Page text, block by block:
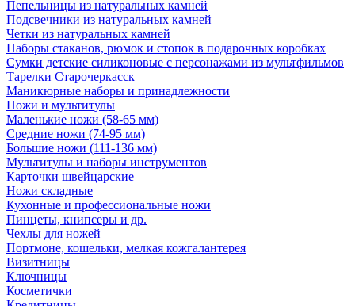
Пепельницы из натуральных камней
Подсвечники из натуральных камней
Четки из натуральных камней
Наборы стаканов, рюмок и стопок в подарочных коробках
Сумки детские силиконовые с персонажами из мультфильмов
Тарелки Старочеркасск
Маникюрные наборы и принадлежности
Ножи и мультитулы
Маленькие ножи (58-65 мм)
Средние ножи (74-95 мм)
Большие ножи (111-136 мм)
Мультитулы и наборы инструментов
Карточки швейцарские
Ножи складные
Кухонные и профессиональные ножи
Пинцеты, книпсеры и др.
Чехлы для ножей
Портмоне, кошельки, мелкая кожгалантерея
Визитницы
Ключницы
Косметички